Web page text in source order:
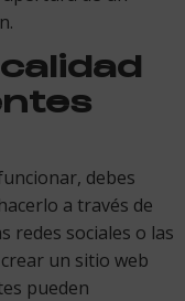
debes
a través de
redes sociales o las
un sitio web
pueden